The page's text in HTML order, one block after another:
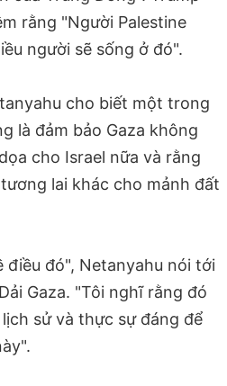
rằng "Người Palestine
người sẽ sống ở đó".
cho biết một trong
là đảm bảo Gaza không
cho Israel nữa và rằng
lai khác cho mảnh đất
điều đó", Netanyahu nói tới
Gaza. "Tôi nghĩ rằng đó
sử và thực sự đáng để